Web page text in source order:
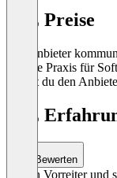
ICE Preise
Der Anbieter
übliche Praxis für
kannst du den
ICE
Bewerten
Sei ein Vorreiter und